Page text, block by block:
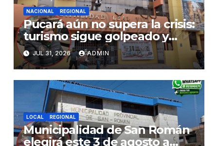
NACIONAL REGIONAL
Pucará aún no supera la crisis:
turismo sigue golpeado y
alcaldesa exige al nuevo
Gobierno fondos para obras
paralizadas
JUL 31, 2026 ADMIN
LOCAL REGIONAL
Municipalidad de San Román
elegirá este 3 de agosto a